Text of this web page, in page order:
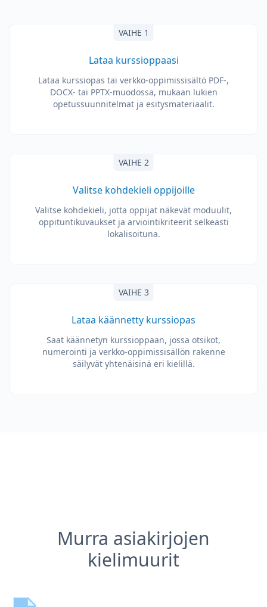
VAIHE 1
Lataa kurssioppaasi
Lataa kurssiopas tai verkko-oppimissisältö PDF-,
DOCX- tai PPTX-muodossa, mukaan lukien
opetussuunnitelmat ja esitysmateriaalit.
VAIHE 2
Valitse kohdekieli oppijoille
Valitse kohdekieli, jotta oppijat näkevät moduulit,
oppituntikuvaukset ja arviointikriteerit selkeästi
lokalisoituna.
VAIHE 3
Lataa käännetty kurssiopas
Saat käännetyn kurssioppaan, jossa otsikot,
numerointi ja verkko-oppimissisällön rakenne
säilyvät yhtenäisinä eri kielillä.
Murra asiakirjojen
kielimuurit